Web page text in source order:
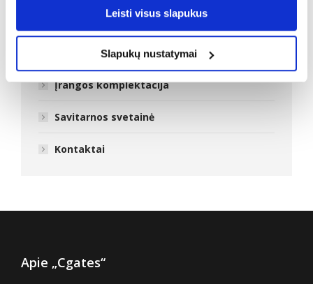
Leisti visus slapukus
Slapukų nustatymai
DUK: Sutartys
DUK: Sąskaitos
Įrangos komplektacija
Savitarnos svetainė
Kontaktai
Apie „Cgates“